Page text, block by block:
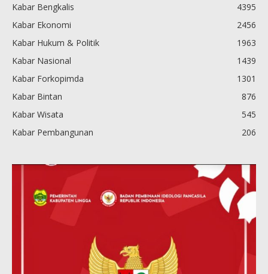
Kabar Bengkalis
4395
Kabar Ekonomi
2456
Kabar Hukum & Politik
1963
Kabar Nasional
1439
Kabar Forkopimda
1301
Kabar Bintan
876
Kabar Wisata
545
Kabar Pembangunan
206